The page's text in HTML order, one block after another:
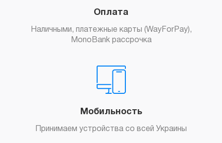
Оплата
Наличными, платежные карты (WayForPay),
MonoBank рассрочка
Мобильность
Принимаем устройства со всей Украины